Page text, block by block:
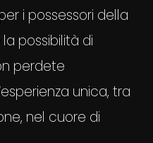
i possessori della
possibilità di
perdete
unica, tra
nel cuore di